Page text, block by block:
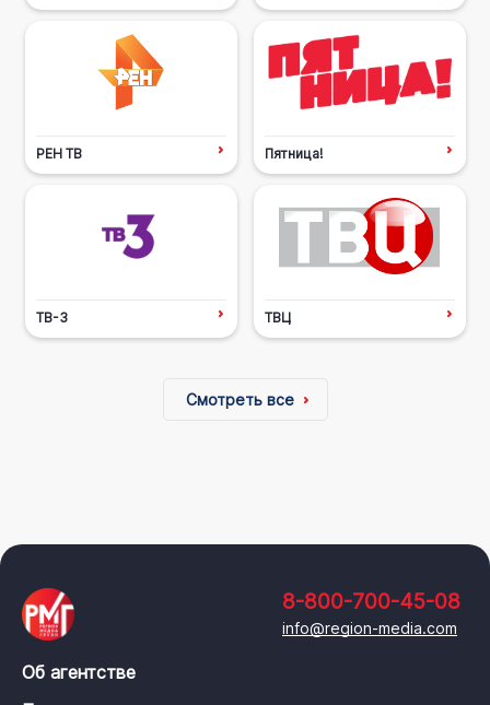
РЕН ТВ Пятница!
ТВ-3 ТВЦ
Смотреть все
8-800-700-45-08
info@region-media.com
Об агентстве